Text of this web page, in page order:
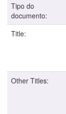
Tipo do
documento:
Title:
Other Titles: